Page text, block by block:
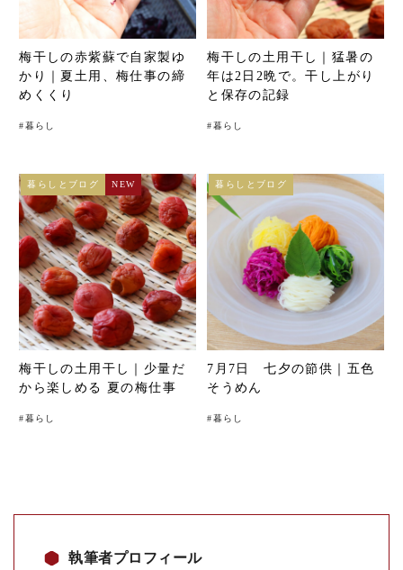
梅干しの赤紫蘇で自家製ゆ
かり｜夏土用、梅仕事の締
めくくり
#暮らし
梅干しの土用干し｜猛暑の
年は2日2晩で。干し上がり
と保存の記録
#暮らし
梅干しの土用干し｜少量だ
から楽しめる 夏の梅仕事
#暮らし
暮らしとブログ NEW
7月7日 七夕の節供｜五色
そうめん
#暮らし
暮らしとブログ
執筆者プロフィール